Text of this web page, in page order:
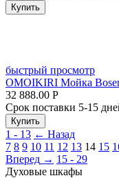
Купить
быстрый просмотр
OMOIKIRI Мойка
32 888.00 Р
Срок поставки 5-15
Купить
1 - 13 ← Назад
7 8 9 10 11 12 13 14 15
Вперед → 15 - 29
Духовые шкафы